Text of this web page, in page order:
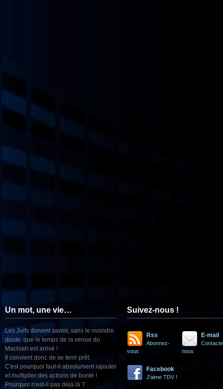
Un mot, une vie…
Les Juifs doivent savoir, sans le moindre
doute, que le temps de la venue du
Machiah est arrivé !
Il convient donc de se tenir prêt.
C'est pourquoi faut-il absolument rajouter
et multiplier des actions de bonté !
Pourquoi n'est-il pas déjà là ?
Suivez-nous !
Rss
Abonnez-
vous
E-mail
nous
Facebook
J'aime TDV !